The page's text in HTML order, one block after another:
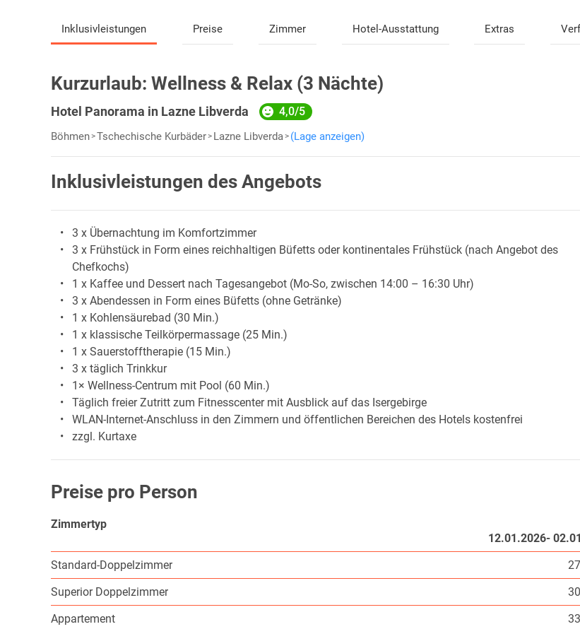
Inklusivleistungen Preise Zimmer Hotel-Ausstattung Extras
Kurzurlaub: Wellness & Relax (3 Nächte)
Hotel Panorama in Lazne Libverda 4,0/5
Böhmen Tschechische Kurbäder Lazne Libverda (Lage anzeigen)
Inklusivleistungen des Angebots
3 x Übernachtung im Komfortzimmer
3 x Frühstück in Form eines reichhaltigen Büfetts oder kontinentales Frühstück (nach Angebot des
Chefkochs)
1 x Kaffee und Dessert nach Tagesangebot (Mo-So, zwischen 14:00 – 16:30 Uhr)
3 x Abendessen in Form eines Büfetts (ohne Getränke)
1 x Kohlensäurebad (30 Min.)
1 x klassische Teilkörpermassage (25 Min.)
1 x Sauerstofftherapie (15 Min.)
3 x täglich Trinkkur
1× Wellness-Centrum mit Pool (60 Min.)
Täglich freier Zutritt zum Fitnesscenter mit Ausblick auf das Isergebirge
WLAN-Internet-Anschluss in den Zimmern und öffentlichen Bereichen des Hotels kostenfrei
zzgl. Kurtaxe
Preise pro Person
Zimmertyp
Standard-Doppelzimmer
Superior Doppelzimmer
Appartement
12.01.2026-